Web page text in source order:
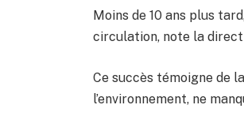
Moins de 10 ans plus
circulation, note la
Ce succès témoigne de
l’environnement, ne